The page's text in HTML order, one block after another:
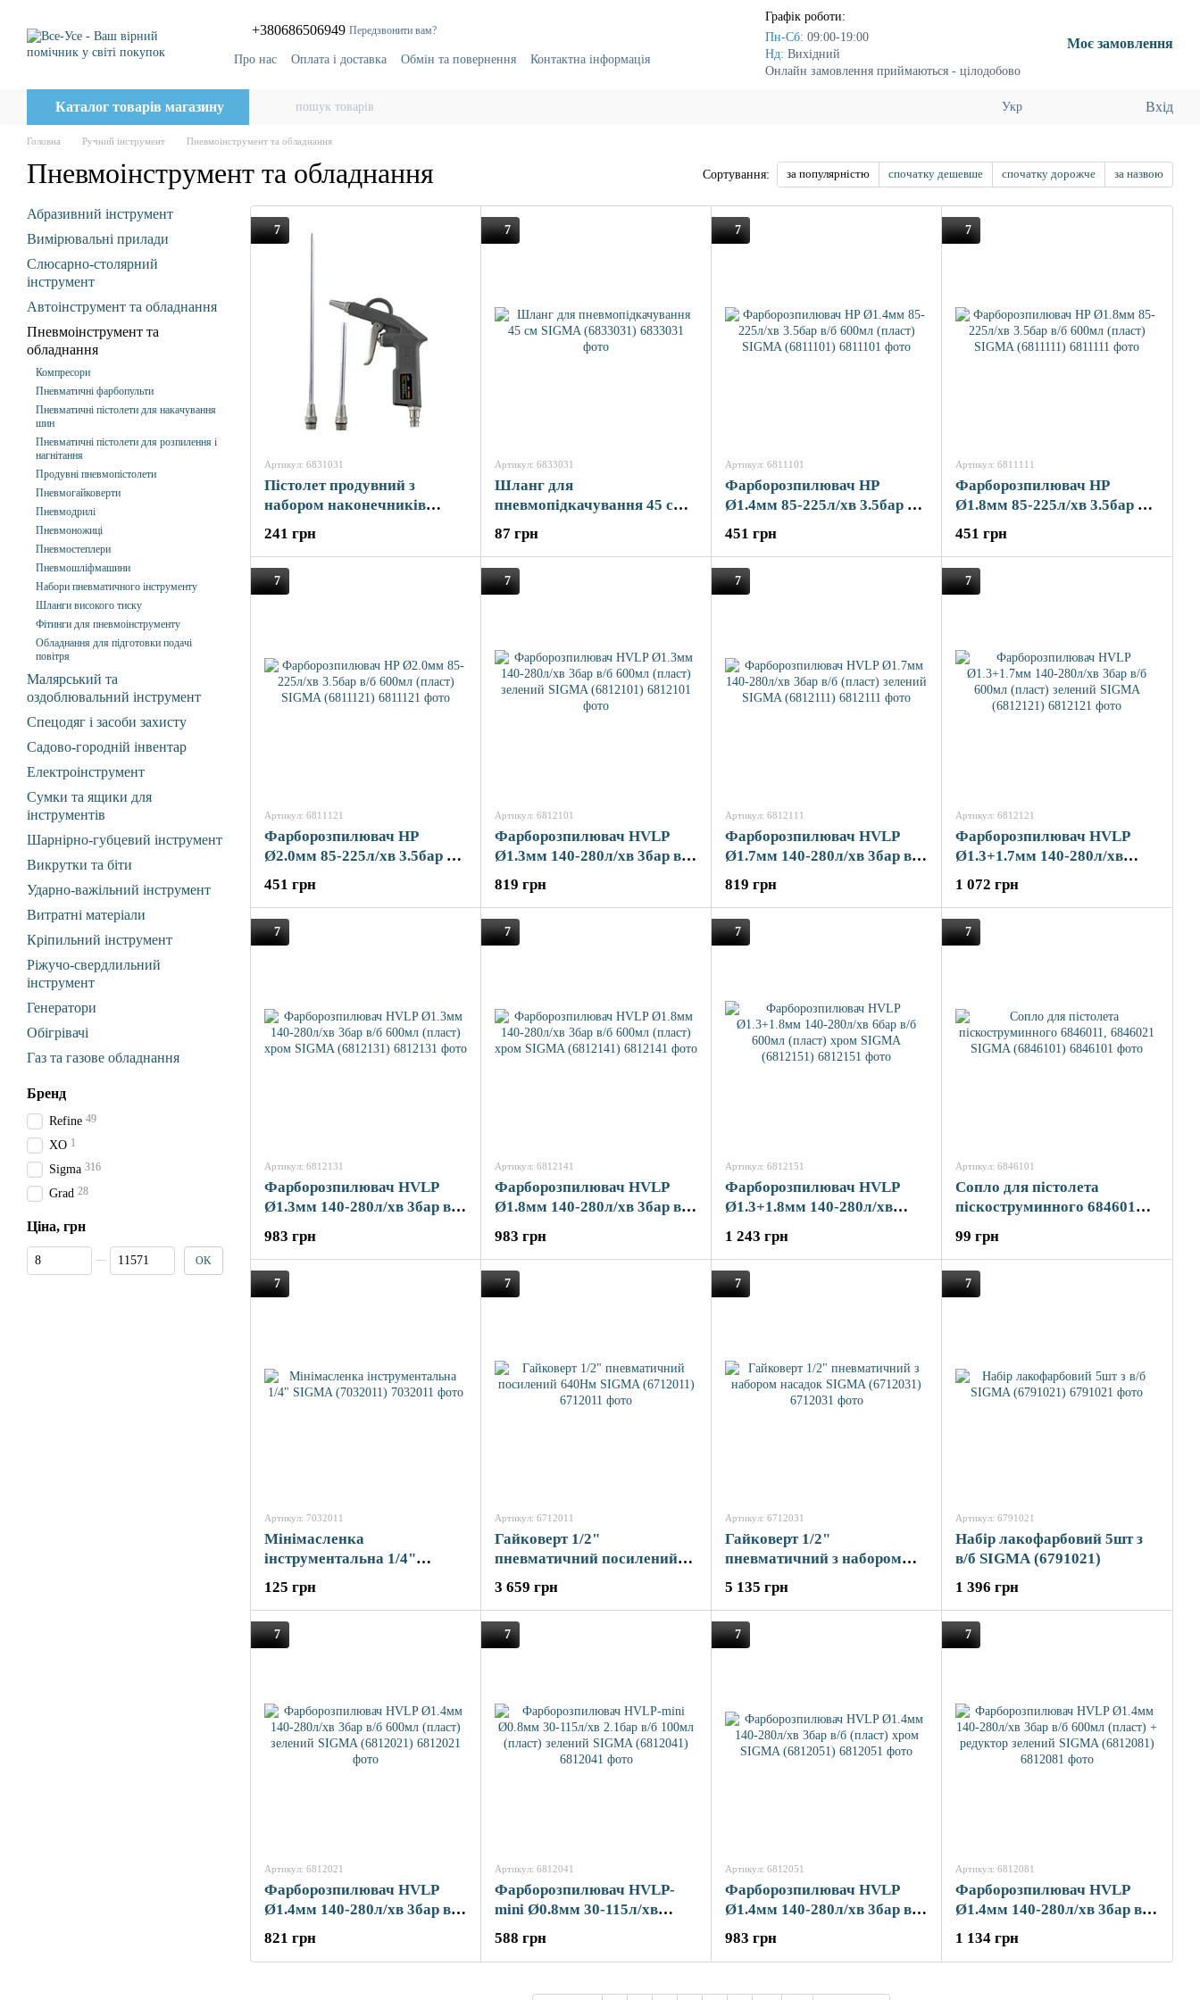
+380686506949 Передзвонити вам?
Про нас Оплата і доставка Обмін та повернення
Контактна інформація
Графік роботи:
Пн-Сб: 09:00-19:00
Нд: Вихідний
Онлайн замовлення приймаються - цілодобово
Моє замовлення
Каталог товарів магазину Укр Вхід
Головна Ручний інструмент Пневмоінструмент та обладнання
Пневмоінструмент та обладнання Сортування: за популярністю спочатку дешевше спочатку дорожче за назвою
7
Артикул: 6831031
Пістолет продувний з
набором наконечників
(26/122/212мм) SIGMA
(6831031)
241 грн
7
Артикул: 6833031
Шланг для
пневмопідкачування 45 см
SIGMA (6833031)
87 грн
7
Артикул: 6811101
Фарборозпилювач HP
Ø1.4мм 85-225л/хв 3.5бар в/б
600мл (пласт) SIGMA
(6811101)
451 грн
7
Артикул: 6811111
Фарборозпилювач HP
Ø1.8мм 85-225л/хв 3.5бар в/б
600мл (пласт) SIGMA
(6811111)
451 грн
7
Артикул: 6811121
Фарборозпилювач HP
Ø2.0мм 85-225л/хв 3.5бар в/б
600мл (пласт) SIGMA
(6811121)
451 грн
7
Артикул: 6812101
Фарборозпилювач HVLP
Ø1.3мм 140-280л/хв 3бар в/б
600мл (пласт) зелений
SIGMA (6812101)
819 грн
7
Артикул: 6812111
Фарборозпилювач HVLP
Ø1.7мм 140-280л/хв 3бар в/б
(пласт) зелений SIGMA
(6812111)
819 грн
7
Артикул: 6812121
Фарборозпилювач HVLP
Ø1.3+1.7мм 140-280л/хв
3бар в/б 600мл (пласт)
зелений SIGMA (6812121)
1 072 грн
7
Артикул: 6812131
Фарборозпилювач HVLP
Ø1.3мм 140-280л/хв 3бар в/б
(6812131)
983 грн
7
Артикул: 6812141
Фарборозпилювач HVLP
Ø1.8мм 140-280л/хв 3бар в/б
(6812141)
983 грн
7
Артикул: 6812151
Фарборозпилювач HVLP
Ø1.3+1.8мм 140-280л/хв
SIGMA (6812151)
1 243 грн
7
Артикул: 6846101
Сопло для пістолета
піскоструминного 6846011,
99 грн
7
Артикул: 7032011
Мінімасленка
інструментальна 1/4"
125 грн
7
Артикул: 6712011
Гайковерт 1/2"
пневматичний посилений
3 659 грн
7
Артикул: 6712031
Гайковерт 1/2"
пневматичний з набором
5 135 грн
7
Артикул: 6791021
Набір лакофарбовий 5шт з
в/б SIGMA (6791021)
1 396 грн
7
Артикул: 6812021
Фарборозпилювач HVLP
Ø1.4мм 140-280л/хв 3бар в/б
SIGMA (6812021)
821 грн
7
Артикул: 6812041
Фарборозпилювач HVLP-
mini Ø0.8мм 30-115л/хв
зелений SIGMA (6812041)
588 грн
7
Артикул: 6812051
Фарборозпилювач HVLP
Ø1.4мм 140-280л/хв 3бар в/б
(6812051)
983 грн
7
Артикул: 6812081
Фарборозпилювач HVLP
Ø1.4мм 140-280л/хв 3бар в/б
зелений SIGMA (6812081)
1 134 грн
Абразивний інструмент
Вимірювальні прилади
Слюсарно-столярний
інструмент
Автоінструмент та обладнання
Пневмоінструмент та
обладнання
Компресори
Пневматичні фарбопульти
Пневматичні пістолети для накачування
шин
Пневматичні пістолети для розпилення і
нагнітання
Продувні пневмопістолети
Пневмогайковерти
Пневмодрилі
Пневмоножиці
Пневмостеплери
Пневмошліфмашини
Набори пневматичного інструменту
Шланги високого тиску
Фітинги для пневмоінструменту
Обладнання для підготовки подачі
повітря
Малярський та
оздоблювальний інструмент
Спецодяг і засоби захисту
Садово-городній інвентар
Електроінструмент
Сумки та ящики для
інструментів
Шарнірно-губцевий інструмент
Викрутки та біти
Ударно-важільний інструмент
Витратні матеріали
Кріпильний інструмент
Ріжучо-свердлильний
інструмент
Генератори
Обігрівачі
Газ та газове обладнання
Бренд
Refine 49
XO 1
Sigma 316
Grad 28
Ціна, грн
Від Ціна, грн
До Ціна, грн
OK